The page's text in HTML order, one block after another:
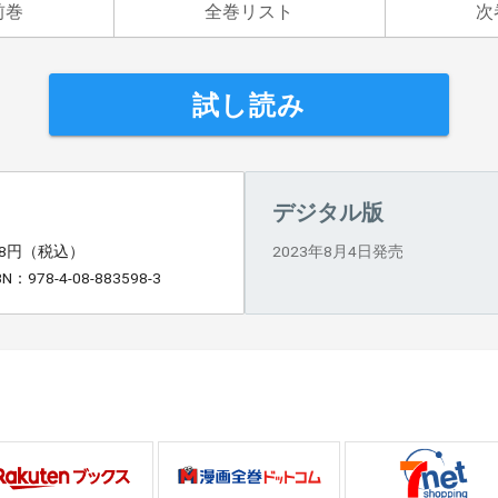
巻 全巻リスト 次
試し読み
円（税込）
：978-4-08-883598-3
デジタル版
2023年8月4日発売